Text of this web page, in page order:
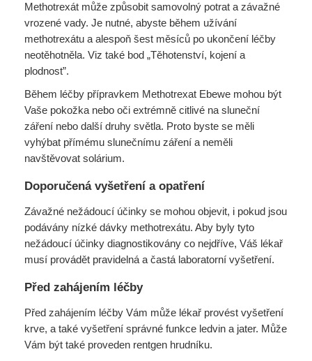
Methotrexát může způsobit samovolný potrat a závažné
vrozené vady. Je nutné, abyste během užívání
methotrexátu a alespoň šest měsíců po ukončení léčby
neotěhotněla. Viz také bod „Těhotenství, kojení a
plodnost”.
Během léčby přípravkem Methotrexat Ebewe mohou být
Vaše pokožka nebo oči extrémně citlivé na sluneční
záření nebo další druhy světla. Proto byste se měli
vyhýbat přímému slunečnímu záření a neměli
navštěvovat solárium.
Doporučená vyšetření a opatření
Závažné nežádoucí účinky se mohou objevit, i pokud jsou
podávány nízké dávky methotrexátu. Aby byly tyto
nežádoucí účinky diagnostikovány co nejdříve, Váš lékař
musí provádět pravidelná a častá laboratorní vyšetření.
Před zahájením léčby
Před zahájením léčby Vám může lékař provést vyšetření
krve, a také vyšetření správné funkce ledvin a jater. Může
Vám být také proveden rentgen hrudníku.